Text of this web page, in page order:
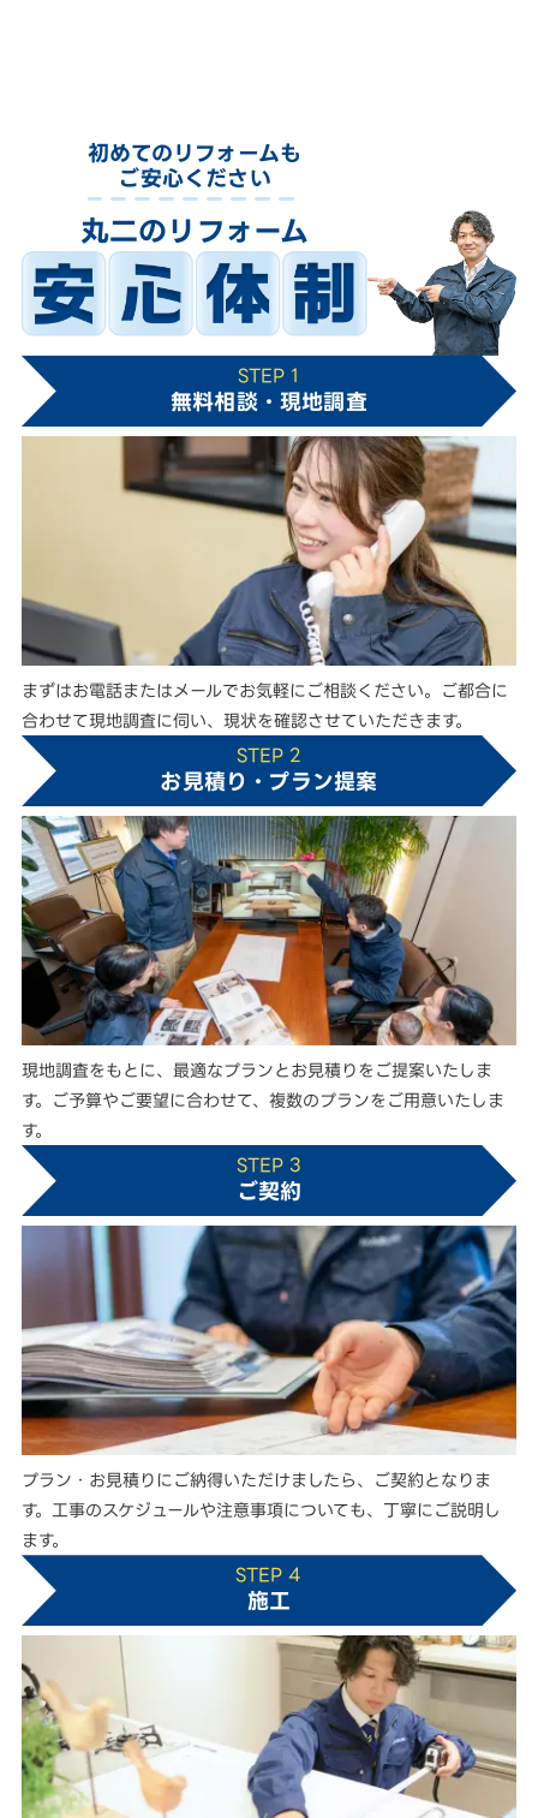
初めてのリフォームも
ご安心ください
丸二のリフォーム
STEP 1
無料相談・現地調査
まずはお電話またはメールでお気軽にご相談ください。ご都合に
合わせて現地調査に伺い、現状を確認させていただきます。
STEP 2
お見積り・プラン提案
現地調査をもとに、最適なプランとお見積りをご提案いたしま
す。ご予算やご要望に合わせて、複数のプランをご用意いたしま
す。
STEP 3
ご契約
プラン・お見積りにご納得いただけましたら、ご契約となりま
す。工事のスケジュールや注意事項についても、丁寧にご説明し
ます。
STEP 4
施工